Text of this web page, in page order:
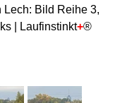
Lech: Bild Reihe 3,
| Laufinstinkt+®